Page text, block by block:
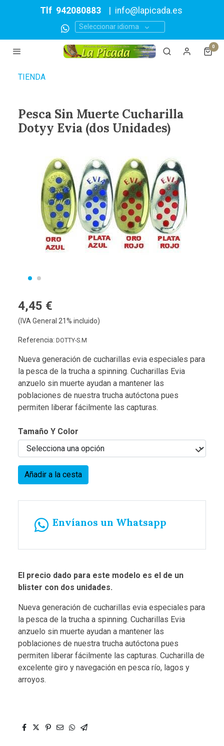
Tlf 942080883 info@lapicada.es
Seleccionar idioma
0
TIENDA
Pesca Sin Muerte Cucharilla
Dotyy Evia (dos Unidades)
4,45 €
(IVA General 21% incluido)
Referencia: DOTTY-S.M
Nueva generación de cucharillas evia especiales para
la pesca de la trucha a spinning. Cucharillas Evia
anzuelo sin muerte ayudan a mantener las
poblaciones de nuestra trucha autóctona pues
permiten liberar fácilmente las capturas.
Tamaño Y Color
Añadir a la cesta
Envíanos un Whatsapp
El precio dado para este modelo es el de un
blister con dos unidades.
Nueva generación de cucharillas evia especiales para
la pesca de la trucha a spinning. Cucharillas Evia
anzuelo sin muerte ayudan a mantener las
poblaciones de nuestra trucha autóctona pues
permiten liberar fácilmente las capturas. Cucharilla de
excelente giro y navegación en pesca río, lagos y
arroyos.